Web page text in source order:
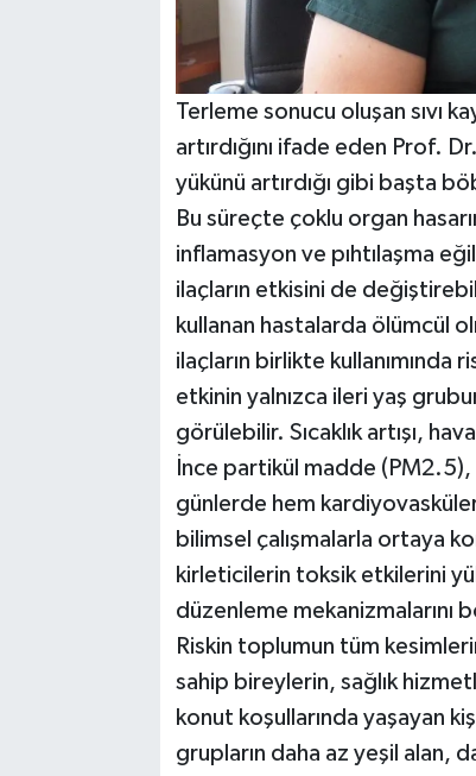
Terleme sonucu oluşan sıvı
artırdığını ifade eden Prof.
yükünü artırdığı gibi başta
Bu süreçte çoklu organ
inflamasyon ve pıhtılaşma
ilaçların etkisini de
kullanan hastalarda ölümcül
ilaçların birlikte kullanımında
etkinin yalnızca ileri yaş
görülebilir. Sıcaklık artışı,
İnce partikül madde
günlerde hem
bilimsel çalışmalarla ortaya
kirleticilerin toksik etkilerini
düzenleme mekanizmalarını
Riskin toplumun tüm
sahip bireylerin, sağlık
konut koşullarında yaşayan
grupların daha az yeşil alan,